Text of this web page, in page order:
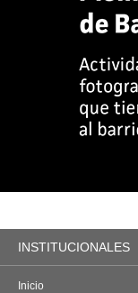
INSTITUCIONALES
Inicio